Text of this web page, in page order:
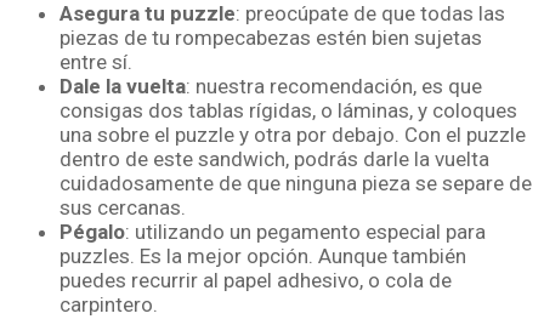
Asegura tu puzzle: preocúpate de que todas las
piezas de tu rompecabezas estén bien sujetas
entre sí.
Dale la vuelta: nuestra recomendación, es que
consigas dos tablas rígidas, o láminas, y coloques
una sobre el puzzle y otra por debajo. Con el puzzle
dentro de este sandwich, podrás darle la vuelta
cuidadosamente de que ninguna pieza se separe de
sus cercanas.
Pégalo: utilizando un pegamento especial para
puzzles. Es la mejor opción. Aunque también
puedes recurrir al papel adhesivo, o cola de
carpintero.